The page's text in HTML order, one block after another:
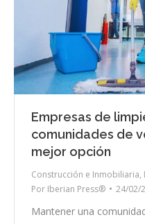
Empresas de
comunidades de
mejor opción
Construcción e Inmobiliaria,
Por Iberian Press® 24/02/
Mantener una